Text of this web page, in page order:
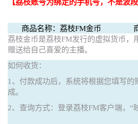
【荔枝账号为绑定的手机号，不是波段
商品名称：荔枝FM金币
荔枝金币是荔枝FM发行的虚拟货币，
赠送给自己喜爱的主播。
如何收货：
1、付款成功后，系统将根据您填写的
成。
2、查询方式：登录荔枝FM客户端，“